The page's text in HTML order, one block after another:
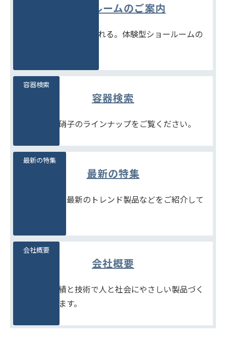
ショールームのご案内
見て、触れて、比べられる。体験型ショールームの
容器検索
豊富な石堂硝子のラインナップをご覧ください。
容器検索
最新の特集
季節商品や、最新のトレンド製品などをご紹介して
最新の特集
会社概要
たしかな実績と技術で人と社会にやさしい製品づく
りをめざします。
会社概要